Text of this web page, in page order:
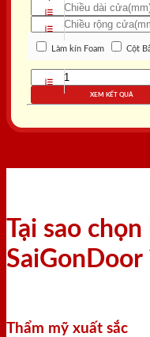
Làm kín Foam Cột
XEM KẾT QUẢ
Tại sao
SaiGonDoor
Thẩm mỹ xuất sắc